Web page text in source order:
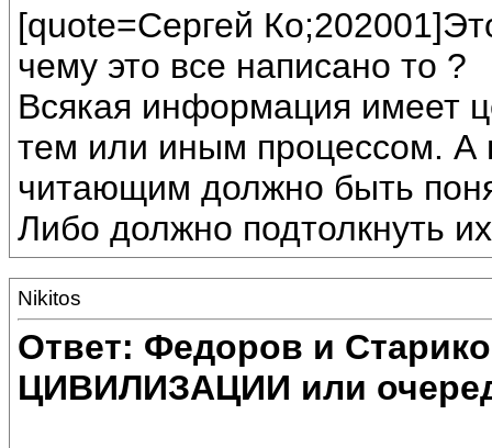
[quote=Сергей
чему это все написано то ?
Всякая информация
тем или иным процессом. А
читающим должно быть
Либо должно подтолкнуть
Nikitos
Ответ: Федоров и
ЦИВИЛИЗАЦИИ или